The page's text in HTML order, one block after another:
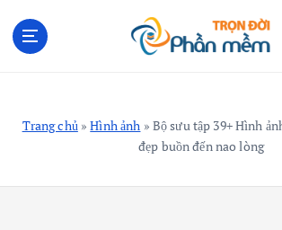
Trang chủ»Hình ảnh » Bộ sưu tập 39+ Hình
đẹp buồn đến nao lòng